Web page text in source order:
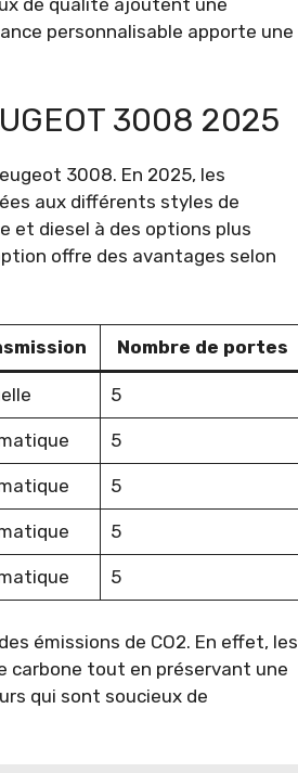
de qualité ajoutent une
personnalisable apporte une
3008 2025
3008. En 2025, les
aux différents styles de
et diesel à des options plus
offre des avantages selon
Nombre de portes
5
5
5
5
5
émissions de CO2. En effet, les
carbone tout en préservant une
qui sont soucieux de